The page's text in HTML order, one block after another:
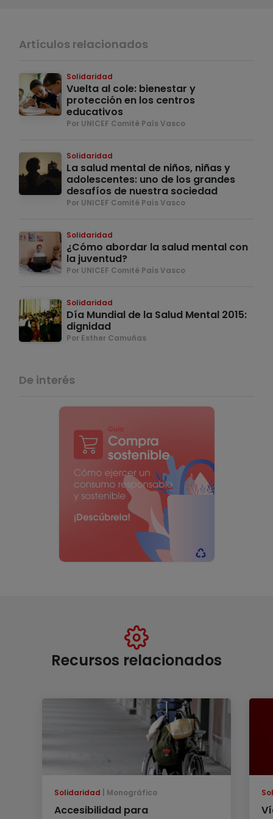
Artículos relacionados
Solidaridad
Vuelta al cole: bienestar y
protección en los centros
educativos
Por UNICEF Comité País Vasco
Solidaridad
La salud mental de niños, niñas y
adolescentes: uno de los grandes
desafíos de nuestra sociedad
Por UNICEF Comité País Vasco
Solidaridad
¿Cómo abordar la salud mental con
la juventud?
Por UNICEF Comité País Vasco
Solidaridad
Día Mundial de la Salud Mental 2015:
dignidad
Por Esther Camuñas
De interés
Recursos relacionados
Solidaridad Monográfico
Accesibilidad para